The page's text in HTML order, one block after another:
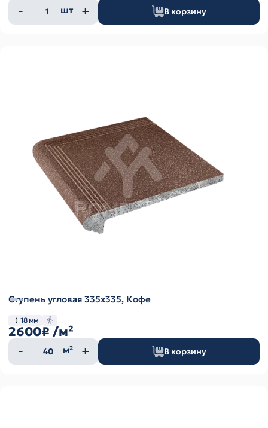
Количество
товара
шт В корзину
Ступень угловая 335х335, Кофе
18 мм
2600₽ /м²
Количество
товара
м² В корзину